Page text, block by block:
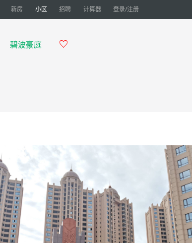
新房 小区 招聘 计算器 登录/注册
碧波豪庭 